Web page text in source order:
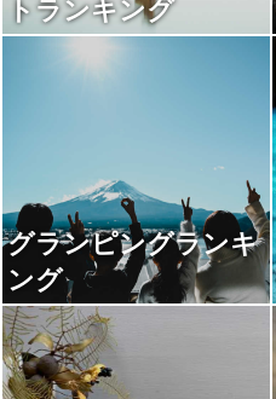
トランキング
グランピングランキ
ング